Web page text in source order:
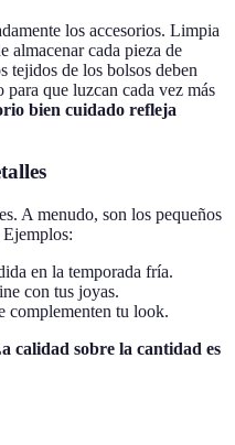
los accesorios. Limpia
almacenar cada pieza de
tejidos de los bolsos deben
para que luzcan cada vez más
bien cuidado refleja
A menudo, son los pequeños
en la temporada fría.
con tus joyas.
complementen tu look.
calidad sobre la cantidad es